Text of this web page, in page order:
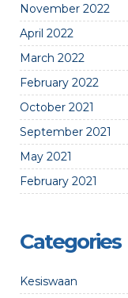
November 2022
April 2022
March 2022
February 2022
October 2021
September 2021
May 2021
February 2021
Categories
Kesiswaan